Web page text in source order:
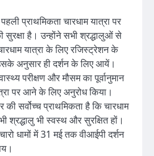
प्राथमिकता चारधाम यात्रा पर
है। उन्होंने सभी श्रद्धालुओं से
यात्रा के लिए रजिस्ट्रेशन के
अनुसार ही दर्शन के लिए आयें।
परीक्षण और मौसम का पूर्वानुमान
पर आने के लिए अनुरोध किया।
की सर्वोच्च प्राथमिकता है कि चारधाम
श्रद्धालु भी स्वस्थ और सुरक्षित हों।
धामों में 31 मई तक वीआईपी दर्शन